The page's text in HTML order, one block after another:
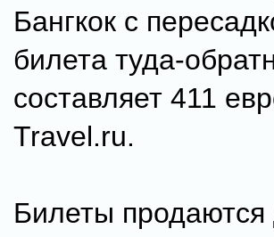
Бангкок с
билета туда-
составляет 411
Travel.ru.
Билеты продаются